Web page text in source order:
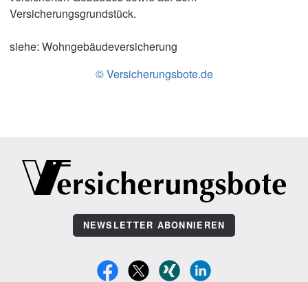
Versicherungsgrundstück.
siehe: Wohngebäudeversicherung
© Versicherungsbote.de
NEWSLETTER ABONNIEREN